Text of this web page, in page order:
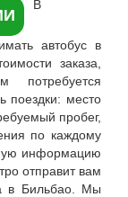
В
автобус в
заказа,
потребуется
место
пробег,
по каждому
информацию
отправит вам
в Бильбао. Мы